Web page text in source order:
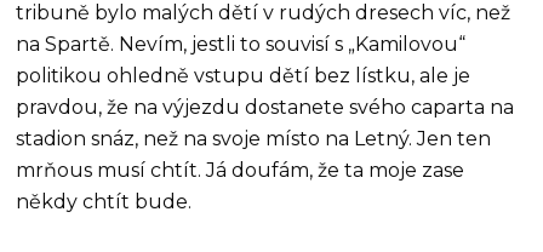
tribuně bylo malých dětí v rudých dresech víc, než
na Spartě. Nevím, jestli to souvisí s „Kamilovou“
politikou ohledně vstupu dětí bez lístku, ale je
pravdou, že na výjezdu dostanete svého caparta na
stadion snáz, než na svoje místo na Letný. Jen ten
mrňous musí chtít. Já doufám, že ta moje zase
někdy chtít bude.